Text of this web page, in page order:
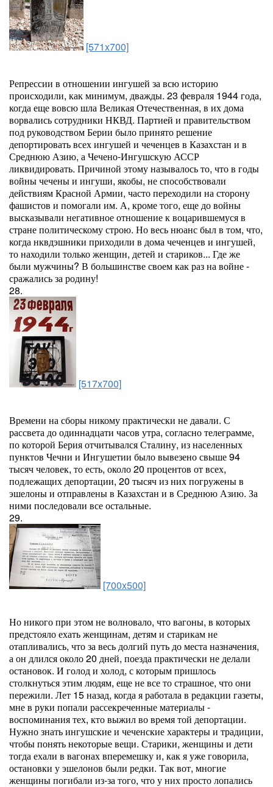
[571x700]
Репрессии в отношении ингушей за всю историю
происходили, как минимум, дважды. 23 февраля 1944 года,
когда еще вовсю шла Великая Отечественная, в их дома
ворвались сотрудники НКВД. Партией и правительством
под руководством Берии было принято решение
депортировать всех ингушей и чеченцев в Казахстан и в
Среднюю Азию, а Чечено-Ингушскую АССР
ликвидировать. Причиной этому называлось то, что в годы
войны чечены и ингуши, якобы, не способствовали
действиям Красной Армии, часто переходили на сторону
фашистов и помогали им. А, кроме того, еще до войны
высказывали негативное отношение к воцарившемуся в
стране политическому строю. Но весь нюанс был в том, что,
когда нквдэшники приходили в дома чеченцев и ингушей,
то находили только женщин, детей и стариков... Где же
были мужчины? В большинстве своем как раз на войне -
сражались за родину!
28.
[517x700]
Времени на сборы никому практически не давали. С
рассвета до одиннадцати часов утра, согласно телеграмме,
по которой Берия отчитывался Сталину, из населенных
пунктов Чечни и Ингушетии было вывезено свыше 94
тысяч человек, то есть, около 20 процентов от всех,
подлежащих депортации, 20 тысяч из них погружены в
эшелоны и отправлены в Казахстан и в Среднюю Азию. За
ними последовали все остальные.
29.
[700x500]
Но никого при этом не волновало, что вагоны, в которых
предстояло ехать женщинам, детям и старикам не
отапливались, что за весь долгий путь до места назначения,
а он длился около 20 дней, поезда практически не делали
остановок. И голод и холод, с которым пришлось
столкнуться этим людям, еще не все то страшное, что они
пережили. Лет 15 назад, когда я работала в редакции газеты,
мне в руки попали рассекреченные материалы -
воспоминания тех, кто выжил во время той депортации.
Нужно знать ингушские и чеченские характеры и традиции,
чтобы понять некоторые вещи. Старики, женщины и дети
тогда ехали в вагонах вперемешку и, как я уже говорила,
остановки у эшелонов были редки. Так вот, многие
женщины погибали из-за того, что у них просто лопались